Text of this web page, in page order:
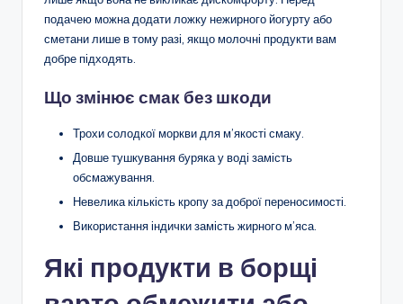
подачею можна додати ложку нежирного йогурту або
сметани лише в тому разі, якщо молочні продукти вам
добре підходять.
Що змінює смак без шкоди
Трохи солодкої моркви для м’якості смаку.
Довше тушкування буряка у воді замість
обсмажування.
Невелика кількість кропу за доброї переносимості.
Використання індички замість жирного м’яса.
Які продукти в борщі